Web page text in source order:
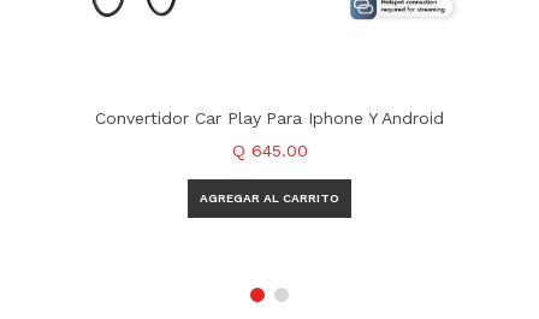
Convertidor Car Play Para Iphone Y Android
Q 645.00